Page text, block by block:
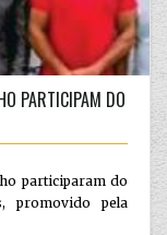
PARTICIPAM DO
participaram do
promovido pela